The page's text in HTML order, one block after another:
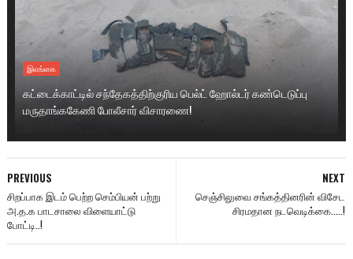
இலங்கை
கட்டைக்காட்டில் சந்தேகத்திற்குரிய பெல்ட் ஹோல்டர் கண்டெடுப்பு
மருதாங்ககேணி போலீசார் விசாரணை!
NEXT
செஞ்சிலுவை சங்கத்தினரின் விசேட
சிரமதான நடவெடிக்கை.....!
PREVIOUS
சிறப்பாக இடம் பெற்ற செம்பியன் பற்று
அ.த.க பாடசாலை விளையாட்டு
போட்டி..!